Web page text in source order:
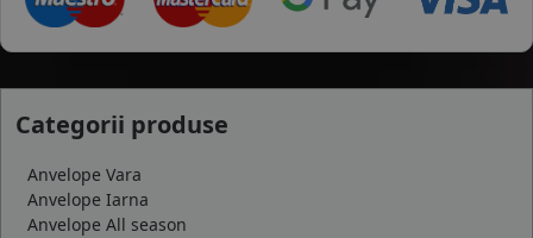
Categorii produse
Anvelope Vara
Anvelope Iarna
Anvelope All season